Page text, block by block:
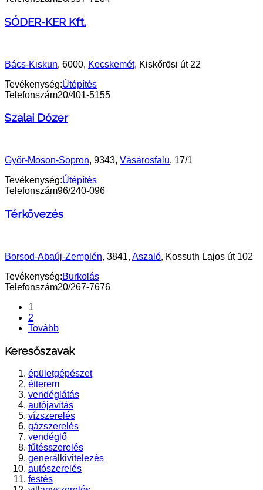
SÓDER-KER Kft.
Bács-Kiskun, 6000, Kecskemét, Kiskőrösi út 22
Tevékenység:Útépítés
Telefonszám20/401-5155
Szalai Dózer
Győr-Moson-Sopron, 9343, Vásárosfalu, 17/1
Tevékenység:Útépítés
Telefonszám96/240-096
Térkövezés
Borsod-Abaúj-Zemplén, 3841, Aszaló, Kossuth Lajos út 102
Tevékenység:Burkolás
Telefonszám20/267-7676
1
2
Tovább
Keresőszavak
épületgépészet
étterem
vendéglátás
autójavítás
vízszerelés
gázszerelés
vendéglő
fűtésszerelés
generálkivitelezés
autószerelés
festés